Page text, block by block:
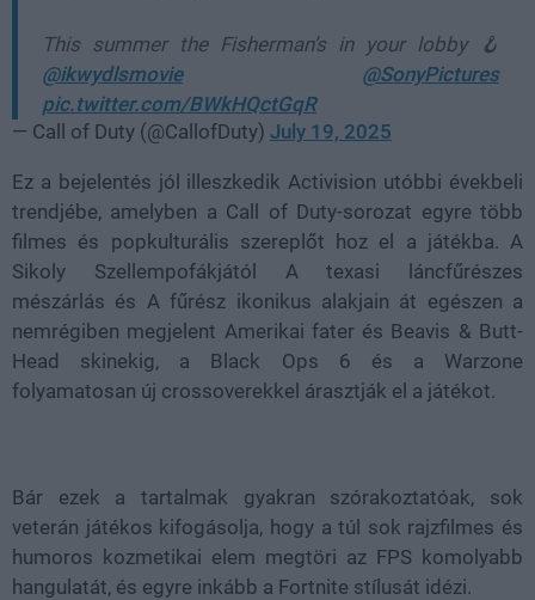
This summer the Fisherman’s in your lobby 🪝
@ikwydlsmovie
@SonyPictures
pic.twitter.com/BWkHQctGqR
— Call of Duty (@CallofDuty) July 19, 2025
Ez a bejelentés jól illeszkedik Activision utóbbi évekbeli
trendjébe, amelyben a Call of Duty-sorozat egyre több
filmes és popkulturális szereplőt hoz el a játékba. A
Sikoly Szellempofákjától A texasi láncfűrészes
mészárlás és A fűrész ikonikus alakjain át egészen a
nemrégiben megjelent Amerikai fater és Beavis & Butt-
Head skinekig, a Black Ops 6 és a Warzone
folyamatosan új crossoverekkel árasztják el a játékot.
Bár ezek a tartalmak gyakran szórakoztatóak, sok
veterán játékos kifogásolja, hogy a túl sok rajzfilmes és
humoros kozmetikai elem megtöri az FPS komolyabb
hangulatát, és egyre inkább a Fortnite stílusát idézi.